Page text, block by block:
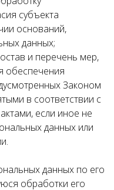
субъекта
оснований,
данных;
и перечень мер,
обеспечения
Законом
в соответствии с
если иное не
данных или
данных по его
обработки его